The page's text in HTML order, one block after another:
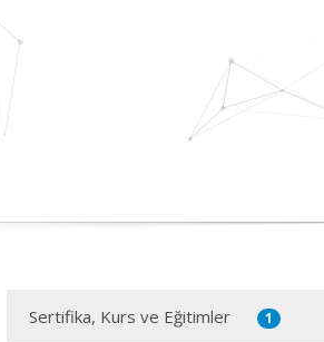
Sertifika, Kurs ve Eğitimler 1